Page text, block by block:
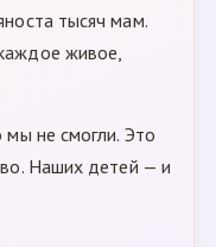
тысяч мам.
живое,
не смогли. Это
Наших детей — и